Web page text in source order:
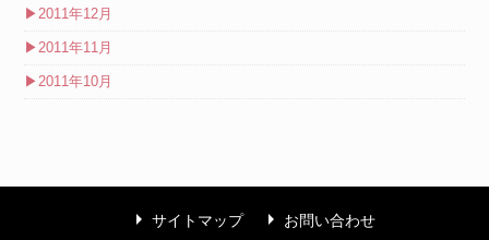
▶2011年12月
▶2011年11月
▶2011年10月
arrow_right サイトマップ arrow_right お問い合わせ